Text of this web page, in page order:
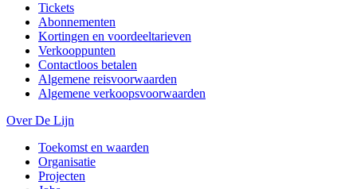
Tickets
Abonnementen
Kortingen en voordeeltarieven
Verkooppunten
Contactloos betalen
Algemene reisvoorwaarden
Algemene verkoopsvoorwaarden
Over De Lijn
Toekomst en waarden
Organisatie
Projecten